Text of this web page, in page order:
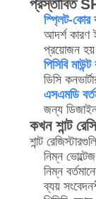
প্রস্তাবিত
স্প্লিট-কোর
আদর্শ কারণ
প্রয়োজন হয়
পিসিবি মাউন্ট
ডিসি
এসএমডি
জন্য
কখন শান্ট
শান্ট
নিম্ন
নিম্ন
ব্যয়